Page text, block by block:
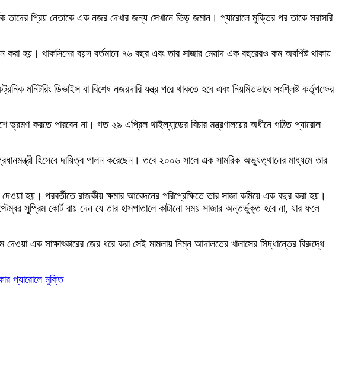
তাদের প্রিয় নেতাকে এক নজর দেখার জন্য সেখানে ভিড় জমান। প্যারোলে মুক্তির পর তাকে সরাসরি
হয়। থাকসিনের বয়স বর্তমানে ৭৬ বছর এবং তার সাজার মেয়াদ এক বছরেরও কম অবশিষ্ট থাকায়
মনিটরিং ডিভাইস বা বিশেষ নজরদারি যন্ত্র পরে থাকতে হবে এবং নিয়মিতভাবে সংশ্লিষ্ট কর্তৃপক্ষের
ভ্রমণ করতে পারবেন না। গত ২৯ এপ্রিল থাইল্যান্ডের বিচার মন্ত্রণালয়ের অধীনে গঠিত প্যারোল
হিসেবে দায়িত্ব পালন করেছেন। তবে ২০০৬ সালে এক সামরিক অভ্যুত্থানের মাধ্যমে তার
হয়। পরবর্তীতে রাজকীয় ক্ষমার আবেদনের পরিপ্রেক্ষিতে তার সাজা কমিয়ে এক বছর করা হয়।
সুপ্রিম কোর্ট রায় দেন যে তার হাসপাতালে কাটানো সময় সাজার অন্তর্ভুক্ত হবে না, যার ফলে
এক সাক্ষাৎকারের জের ধরে করা সেই মামলায় নিম্ন আদালতের খালাসের সিদ্ধান্তের বিরুদ্ধে
প্যারোলে মুক্তি